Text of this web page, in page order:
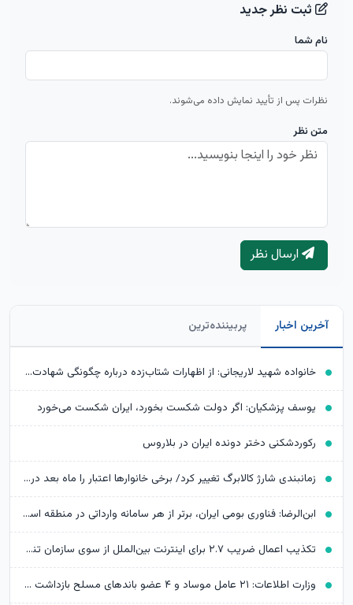
ثبت نظر جدید
نام شما
نظرات پس از تأیید نمایش داده می‌شوند.
متن نظر
ارسال نظر
آخرین اخبار پربیننده‌ترین
خانواده شهید لاریجانی: از اظهارات شتاب‌زده درباره چگونگی شهادت اجتناب کنید
یوسف پزشکیان: اگر دولت شکست بخورد، ایران شکست می‌خورد
رکوردشکنی دختر دونده ایران در بلاروس
زمانبندی شارژ کالابرگ تغییر کرد/ برخی خانوارها اعتبار را ماه بعد دریافت می‌کنند
ابن‌الرضا: فناوری بومی ایران، برتر از هر سامانه وارداتی در منطقه است
تکذیب اعمال ضریب ۲.۷ برای اینترنت بین‌الملل از سوی سازمان تنظیم مقررات
وزارت اطلاعات: ۲۱ عامل موساد و ۴ عضو باندهای مسلح بازداشت شدند